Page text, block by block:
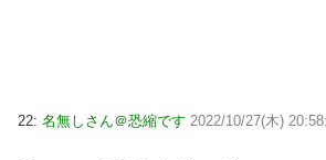
22: 名無しさん＠恐縮です 2022/10/27(木)